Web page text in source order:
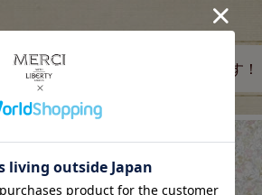
こちらの商品もチェックしています！